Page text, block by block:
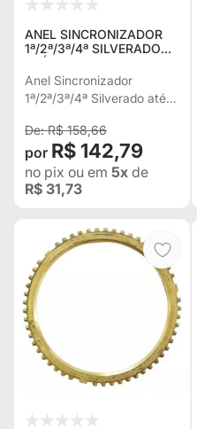
ANEL SINCRONIZADOR
1ª/2ª/3ª/4ª SILVERADO
ATÉ 99 FASE I 3342436
Anel Sincronizador
1ª/2ª/3ª/4ª Silverado até
R$ 158,66
R$ 142,79
no pix ou em 5x de
R$ 31,73